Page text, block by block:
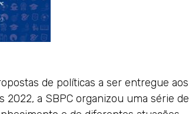
de políticas a ser entregue aos
2022, a SBPC organizou uma série de